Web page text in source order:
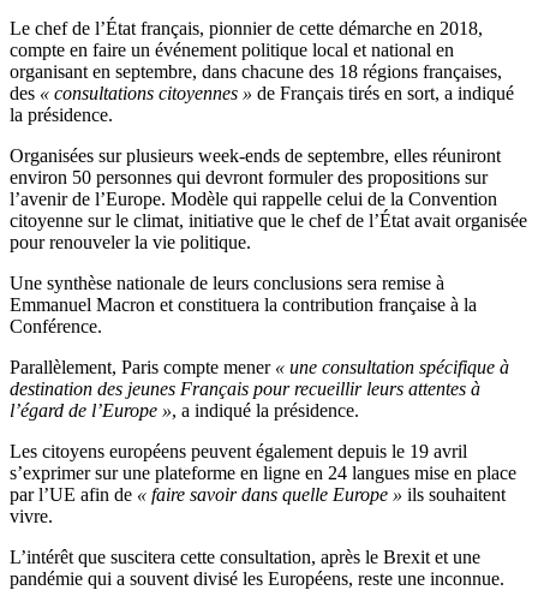
Le chef de l’État français, pionnier de cette démarche en 2018,
compte en faire un événement politique local et national en
organisant en septembre, dans chacune des 18 régions françaises,
des « consultations citoyennes » de Français tirés en sort, a indiqué
la présidence.
Organisées sur plusieurs week-ends de septembre, elles réuniront
environ 50 personnes qui devront formuler des propositions sur
l’avenir de l’Europe. Modèle qui rappelle celui de la Convention
citoyenne sur le climat, initiative que le chef de l’État avait organisée
pour renouveler la vie politique.
Une synthèse nationale de leurs conclusions sera remise à
Emmanuel Macron et constituera la contribution française à la
Conférence.
Parallèlement, Paris compte mener « une consultation spécifique à
destination des jeunes Français pour recueillir leurs attentes à
l’égard de l’Europe », a indiqué la présidence.
Les citoyens européens peuvent également depuis le 19 avril
s’exprimer sur une plateforme en ligne en 24 langues mise en place
par l’UE afin de « faire savoir dans quelle Europe » ils souhaitent
vivre.
L’intérêt que suscitera cette consultation, après le Brexit et une
pandémie qui a souvent divisé les Européens, reste une inconnue.